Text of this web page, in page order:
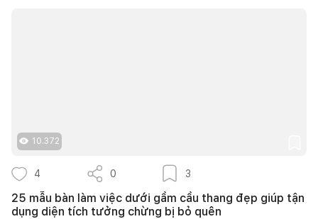
10.372
4 0 3
25 mẫu bàn làm việc dưới gầm cầu thang đẹp giúp tận
dụng diện tích tưởng chừng bị bỏ quên